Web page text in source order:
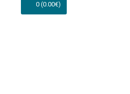
0 (0.00€)